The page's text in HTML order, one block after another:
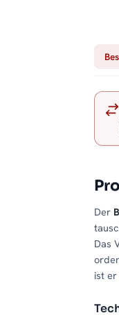
Der
Das
ist er